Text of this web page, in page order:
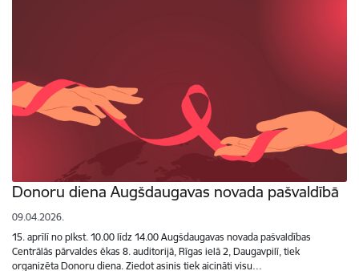
Donoru diena Augšdaugavas novada pašvaldībā
09.04.2026.
15. aprīlī no plkst. 10.00 līdz 14.00 Augšdaugavas novada pašvaldības
Centrālās pārvaldes ēkas 8. auditorijā, Rīgas ielā 2, Daugavpilī, tiek
organizēta Donoru diena. Ziedot asinis tiek aicināti visu…